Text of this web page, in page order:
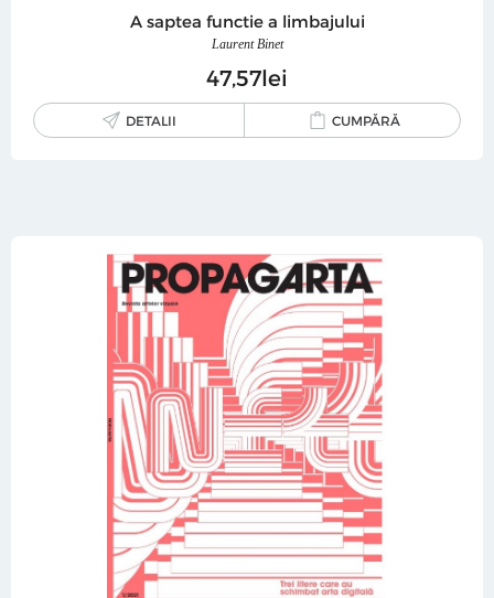
A saptea functie a limbajului
Laurent Binet
4757lei
DETALII CUMPĂRĂ